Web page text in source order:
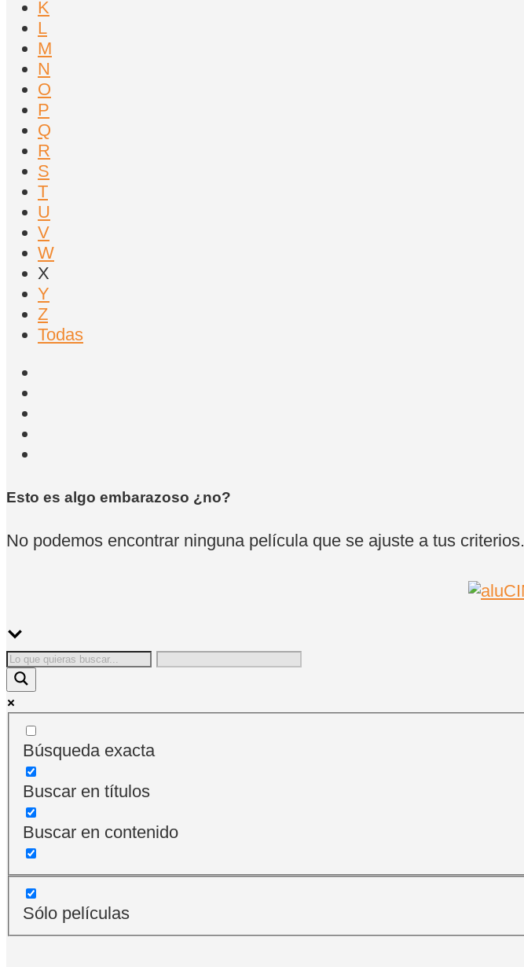
K
L
M
N
O
P
Q
R
S
T
U
V
W
X
Y
Z
Todas
Esto es algo embarazoso ¿no?
No podemos encontrar ninguna película que se ajuste a tus criterios.
Búsqueda exacta
Buscar en títulos
Buscar en contenido
Sólo películas